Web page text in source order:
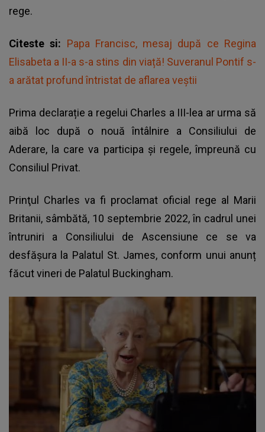
rege.
Citeste si: Papa Francisc, mesaj după ce Regina
Elisabeta a II-a s-a stins din viață! Suveranul Pontif s-
a arătat profund întristat de aflarea veștii
Prima declarație a regelui Charles a III-lea ar urma să
aibă loc după o nouă întâlnire a Consiliului de
Aderare, la care va participa și regele, împreună cu
Consiliul Privat.
Prinţul Charles va fi proclamat oficial rege al Marii
Britanii, sâmbătă, 10 septembrie 2022, în cadrul unei
întruniri a Consiliului de Ascensiune ce se va
desfășura la Palatul St. James, conform unui anunț
făcut vineri de Palatul Buckingham.